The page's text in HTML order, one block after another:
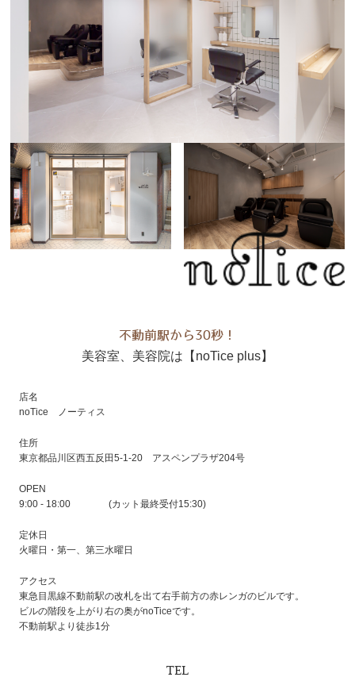
不動前駅から30秒！
美容室、美容院は【noTice plus】
店名
noTice ノーティス
住所
東京都品川区西五反田5-1-20 アスペンプラザ204号
OPEN
9:00 - 18:00 (カット最終受付15:30)
定休日
火曜日・第一、第三水曜日
アクセス
東急目黒線不動前駅の改札を出て右手前方の赤レンガのビルです。
ビルの階段を上がり右の奥がnoTiceです。
不動前駅より徒歩1分
TEL